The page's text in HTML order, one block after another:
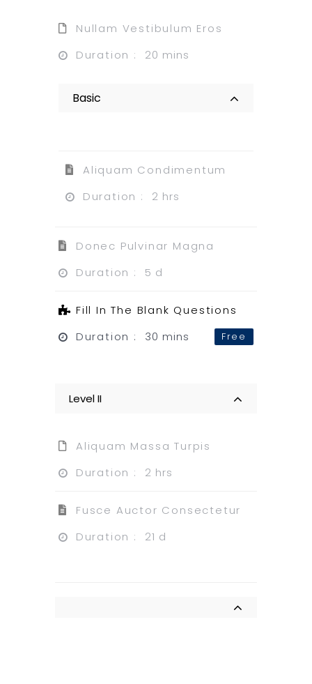
Nullam Vestibulum Eros
Duration :
20 mins
Basic
Aliquam Condimentum
Duration :
2 hrs
Donec Pulvinar Magna
Duration :
5 d
Fill In The Blank Questions
Free
Duration : 30 mins
Level II
Aliquam Massa Turpis
Duration :
2 hrs
Fusce Auctor Consectetur
Duration :
21 d